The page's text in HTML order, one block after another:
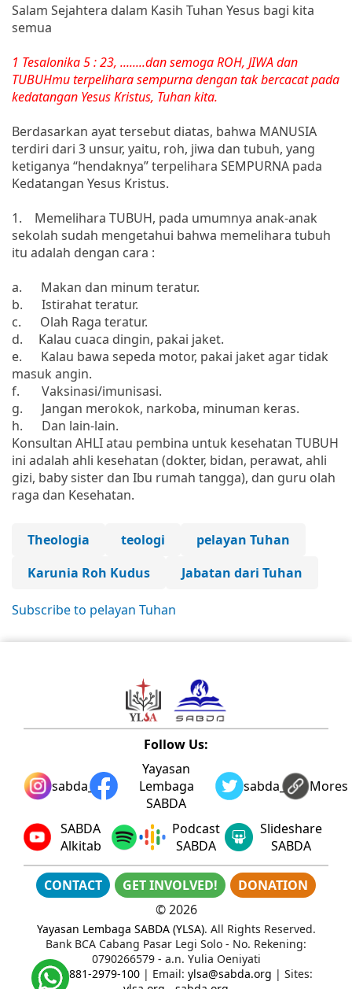
Salam Sejahtera dalam Kasih Tuhan Yesus bagi kita
semua
1 Tesalonika 5 : 23, ........dan semoga ROH, JIWA dan
TUBUHmu terpelihara sempurna dengan tak bercacat pada
kedatangan Yesus Kristus, Tuhan kita.
Berdasarkan ayat tersebut diatas, bahwa MANUSIA
terdiri dari 3 unsur, yaitu, roh, jiwa dan tubuh, yang
ketiganya “hendaknya” terpelihara SEMPURNA pada
Kedatangan Yesus Kristus.
1. Memelihara TUBUH, pada umumnya anak-anak
sekolah sudah mengetahui bahwa memelihara tubuh
itu adalah dengan cara :
a. Makan dan minum teratur.
b. Istirahat teratur.
c. Olah Raga teratur.
d. Kalau cuaca dingin, pakai jaket.
e. Kalau bawa sepeda motor, pakai jaket agar tidak
masuk angin.
f. Vaksinasi/imunisasi.
g. Jangan merokok, narkoba, minuman keras.
h. Dan lain-lain.
Konsultan AHLI atau pembina untuk kesehatan TUBUH
ini adalah ahli kesehatan (dokter, bidan, perawat, ahli
gizi, baby sister dan Ibu rumah tangga), dan guru olah
raga dan Kesehatan.
Theologia teologi
pelayan Tuhan
Karunia Roh Kudus
Jabatan dari Tuhan
Subscribe to pelayan Tuhan
Follow Us:
sabda_ylsa
Yayasan
Lembaga
SABDA
sabda_ylsaMores
SABDA
Alkitab
Podcast
SABDA
Slideshare
SABDA
CONTACT GET INVOLVED!
DONATION
©2026
Yayasan Lembaga SABDA (YLSA). All Rights Reserved.
Bank BCA Cabang Pasar Legi Solo - No. Rekening:
0790266579 - a.n. Yulia Oeniyati
WA:0881-2979-100| Email: ylsa@sabda.org | Sites: